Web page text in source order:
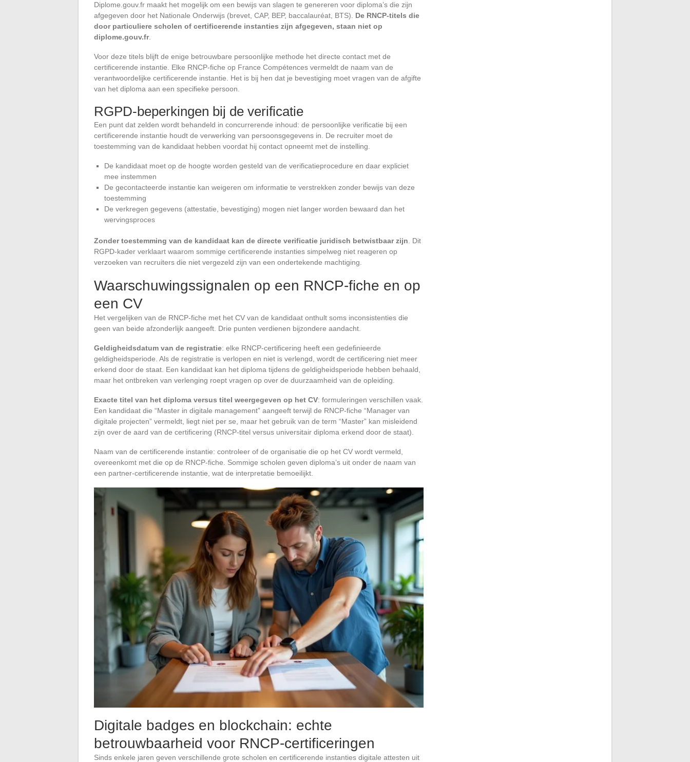
Diplome.gouv.fr maakt het mogelijk om een bewijs van slagen te genereren voor diploma’s die zijn
afgegeven door het Nationale Onderwijs (brevet, CAP, BEP, baccalauréat, BTS). De RNCP-titels die
door particuliere scholen of certificerende instanties zijn afgegeven, staan niet op
diplome.gouv.fr.
Voor deze titels blijft de enige betrouwbare persoonlijke methode het directe contact met de
certificerende instantie. Elke RNCP-fiche op France Compétences vermeldt de naam van de
verantwoordelijke certificerende instantie. Het is bij hen dat je bevestiging moet vragen van de afgifte
van het diploma aan een specifieke persoon.
RGPD-beperkingen bij de verificatie
Een punt dat zelden wordt behandeld in concurrerende inhoud: de persoonlijke verificatie bij een
certificerende instantie houdt de verwerking van persoonsgegevens in. De recruiter moet de
toestemming van de kandidaat hebben voordat hij contact opneemt met de instelling.
De kandidaat moet op de hoogte worden gesteld van de verificatieprocedure en daar expliciet
mee instemmen
De gecontacteerde instantie kan weigeren om informatie te verstrekken zonder bewijs van deze
toestemming
De verkregen gegevens (attestatie, bevestiging) mogen niet langer worden bewaard dan het
wervingsproces
Zonder toestemming van de kandidaat kan de directe verificatie juridisch betwistbaar zijn. Dit
RGPD-kader verklaart waarom sommige certificerende instanties simpelweg niet reageren op
verzoeken van recruiters die niet vergezeld zijn van een ondertekende machtiging.
Waarschuwingssignalen op een RNCP-fiche en op
een CV
Het vergelijken van de RNCP-fiche met het CV van de kandidaat onthult soms inconsistenties die
geen van beide afzonderlijk aangeeft. Drie punten verdienen bijzondere aandacht.
Geldigheidsdatum van de registratie: elke RNCP-certificering heeft een gedefinieerde
geldigheidsperiode. Als de registratie is verlopen en niet is verlengd, wordt de certificering niet meer
erkend door de staat. Een kandidaat kan het diploma tijdens de geldigheidsperiode hebben behaald,
maar het ontbreken van verlenging roept vragen op over de duurzaamheid van de opleiding.
Exacte titel van het diploma versus titel weergegeven op het CV: formuleringen verschillen vaak.
Een kandidaat die “Master in digitale management” aangeeft terwijl de RNCP-fiche “Manager van
digitale projecten” vermeldt, liegt niet per se, maar het gebruik van de term “Master” kan misleidend
zijn over de aard van de certificering (RNCP-titel versus universitair diploma erkend door de staat).
Naam van de certificerende instantie: controleer of de organisatie die op het CV wordt vermeld,
overeenkomt met die op de RNCP-fiche. Sommige scholen geven diploma’s uit onder de naam van
een partner-certificerende instantie, wat de interpretatie bemoeilijkt.
Digitale badges en blockchain: echte
betrouwbaarheid voor RNCP-certificeringen
Sinds enkele jaren geven verschillende grote scholen en certificerende instanties digitale attesten uit